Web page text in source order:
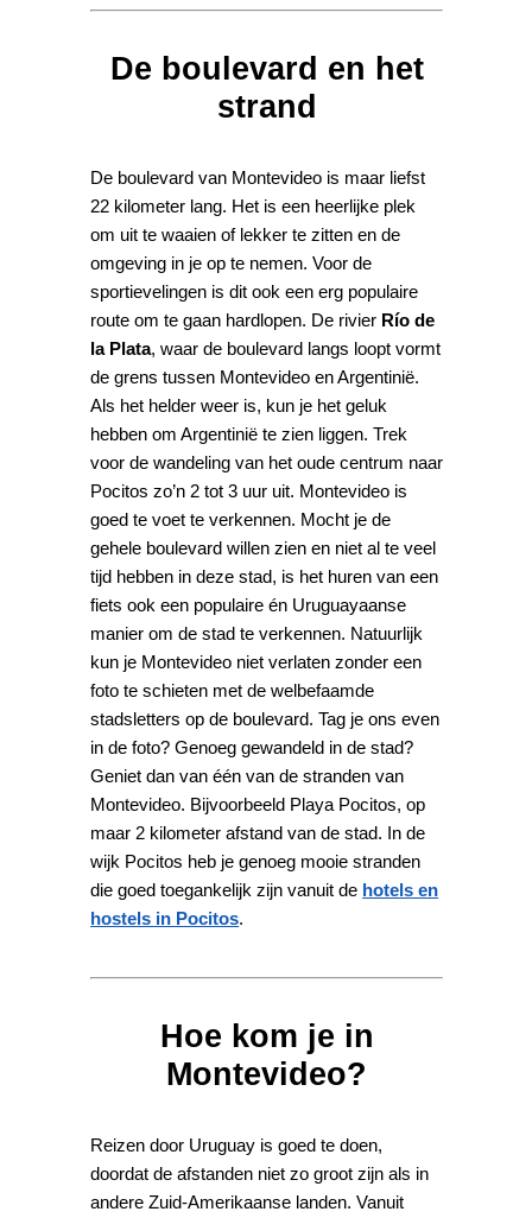
De boulevard en het
strand
De boulevard van Montevideo is maar liefst
22 kilometer lang. Het is een heerlijke plek
om uit te waaien of lekker te zitten en de
omgeving in je op te nemen. Voor de
sportievelingen is dit ook een erg populaire
route om te gaan hardlopen. De rivier Río de
la Plata, waar de boulevard langs loopt vormt
de grens tussen Montevideo en Argentinië.
Als het helder weer is, kun je het geluk
hebben om Argentinië te zien liggen. Trek
voor de wandeling van het oude centrum naar
Pocitos zo’n 2 tot 3 uur uit. Montevideo is
goed te voet te verkennen. Mocht je de
gehele boulevard willen zien en niet al te veel
tijd hebben in deze stad, is het huren van een
fiets ook een populaire én Uruguayaanse
manier om de stad te verkennen. Natuurlijk
kun je Montevideo niet verlaten zonder een
foto te schieten met de welbefaamde
stadsletters op de boulevard. Tag je ons even
in de foto? Genoeg gewandeld in de stad?
Geniet dan van één van de stranden van
Montevideo. Bijvoorbeeld Playa Pocitos, op
maar 2 kilometer afstand van de stad. In de
wijk Pocitos heb je genoeg mooie stranden
die goed toegankelijk zijn vanuit de hotels en
hostels in Pocitos.
Hoe kom je in
Montevideo?
Reizen door Uruguay is goed te doen,
doordat de afstanden niet zo groot zijn als in
andere Zuid-Amerikaanse landen. Vanuit